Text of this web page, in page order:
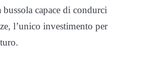
capace di condurci
l’unico investimento per